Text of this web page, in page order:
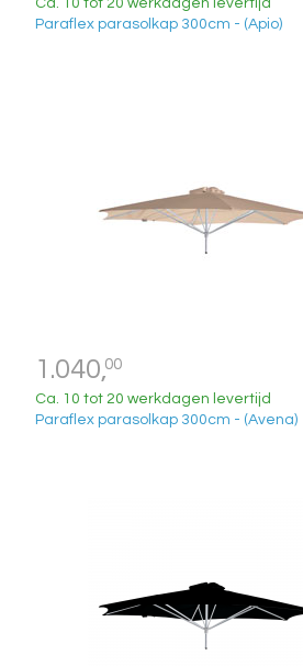
Paraflex parasolkap 300cm - (Apio)
1.040,00
Ca. 10 tot 20 werkdagen levertijd
Paraflex parasolkap 300cm - (Avena)